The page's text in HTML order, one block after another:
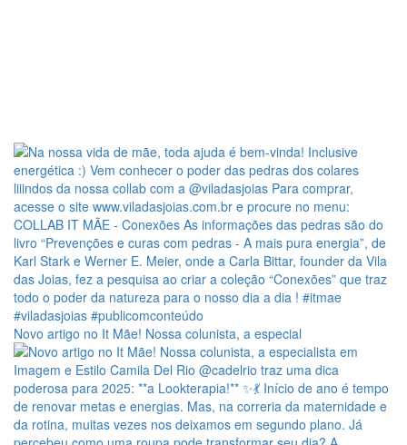
Novo artigo no It Mãe! Nossa colunista, a especial